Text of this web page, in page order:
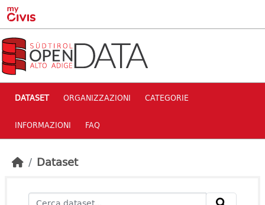
Skip to main content
DATASET ORGANIZZAZIONI CATEGORIE
INFORMAZIONI FAQ
Dataset